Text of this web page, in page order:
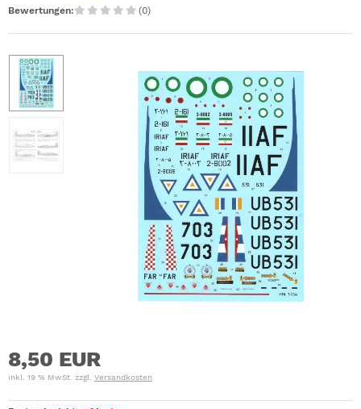
Bewertungen:
(0)
8,50 EUR
inkl. 19 % MwSt. zzgl. Versandkosten